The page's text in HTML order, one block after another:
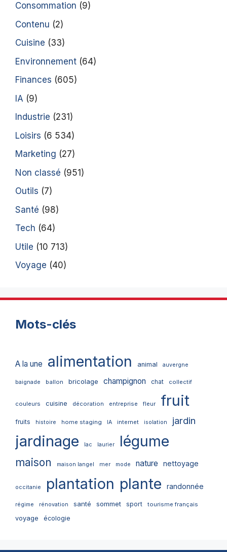
Consommation (9)
Contenu (2)
Cuisine (33)
Environnement (64)
Finances (605)
IA (9)
Industrie (231)
Loisirs (6 534)
Marketing (27)
Non classé (951)
Outils (7)
Santé (98)
Tech (64)
Utile (10 713)
Voyage (40)
Mots-clés
A la une alimentation animal auvergne
baignade ballon bricolage champignon chat collectif
couleurs cuisine décoration entreprise fleur fruit
fruits histoire home staging IA internet isolation jardin
jardinage lac laurier légume
maison maison langel mer mode nature nettoyage
occitanie plantation plante randonnée
régime rénovation santé sommet sport tourisme français
voyage écologie